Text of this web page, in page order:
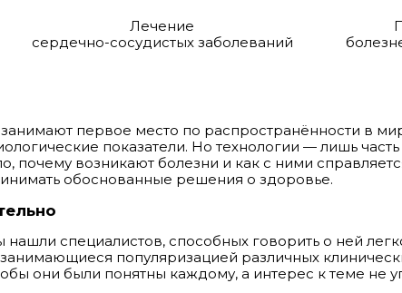
Лечение
сердечно-сосудистых заболеваний
первое место по распространённости в
показатели. Но технологии — лишь
почему возникают болезни и как с ними
обоснованные решения о здоровье.
специалистов, способных говорить о ней
популяризацией различных
они были понятны каждому, а интерес к теме не